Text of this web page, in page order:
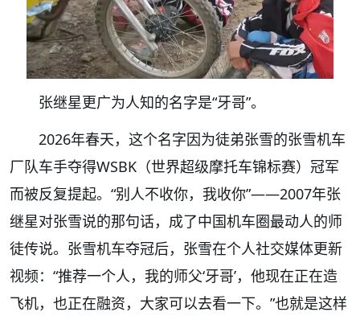
张继星更广为人知的名字是“牙哥”。
2026年春天，这个名字因为徒弟张雪的张雪机车
厂队车手夺得WSBK（世界超级摩托车锦标赛）冠军
而被反复提起。“别人不收你，我收你”——2007年张
继星对张雪说的那句话，成了中国机车圈最动人的师
徒传说。张雪机车夺冠后，张雪在个人社交媒体更新
视频：“推荐一个人，我的师父‘牙哥’，他现在正在造
飞机，也正在融资，大家可以去看一下。”也就是这样